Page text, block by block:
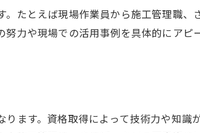
たとえば現場作業員から施工管理職
力や現場での活用事例を具体的にア
ます。資格取得によって技術力や知